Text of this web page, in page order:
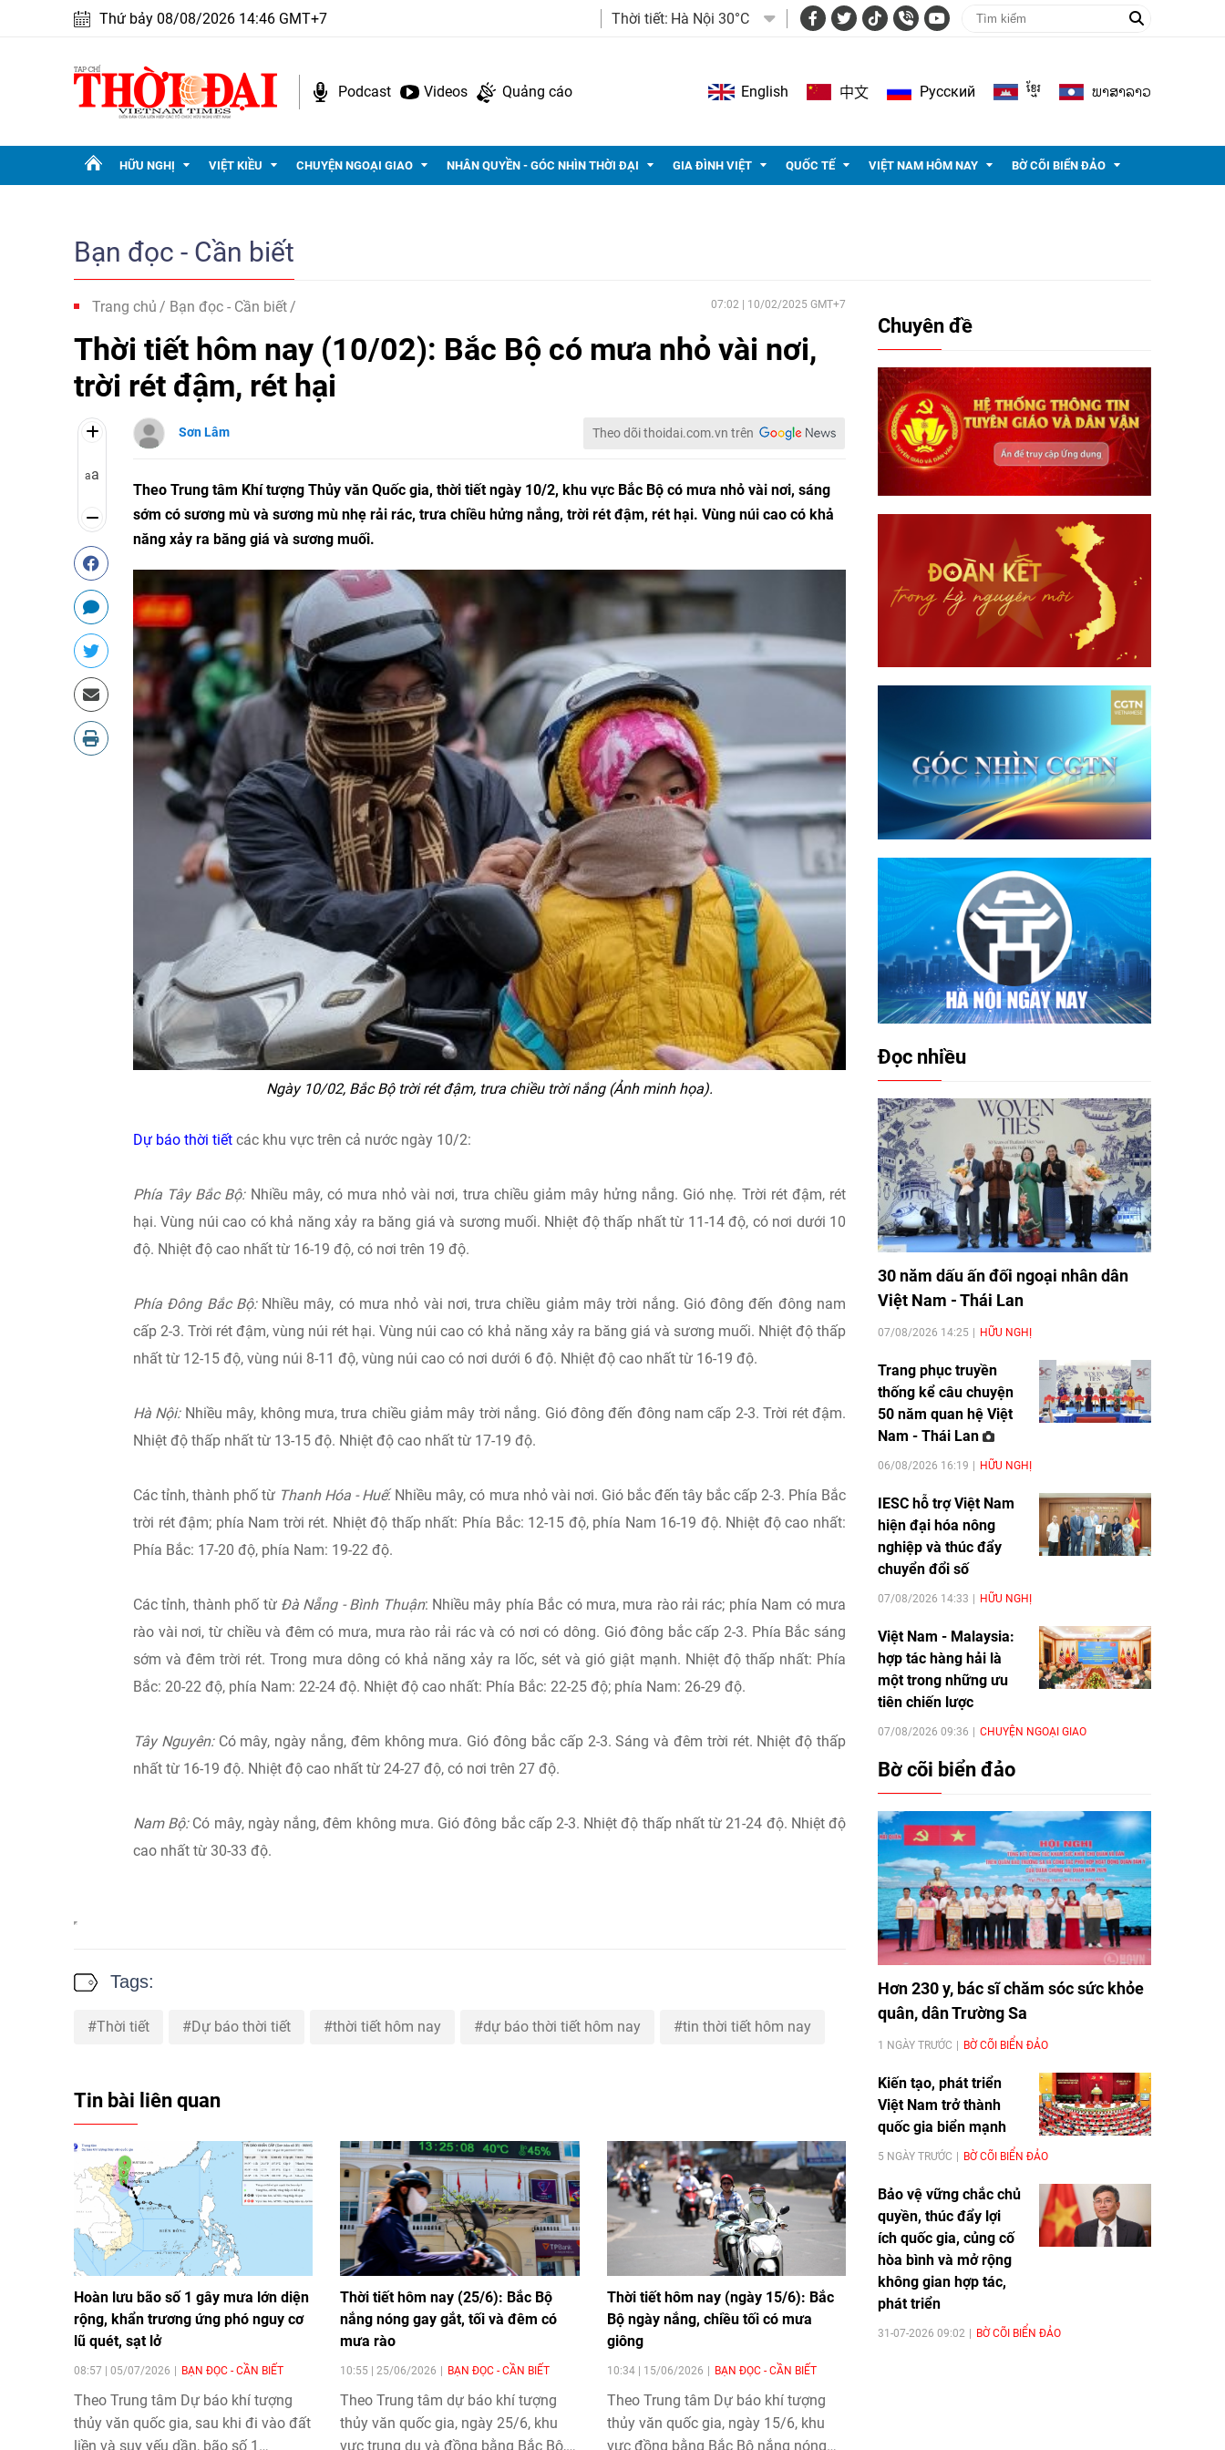
Thứ bảy 08/08/2026 14:46 GMT+7 Thời tiết: Hà Nội 30°C
Podcast Videos Quảng cáo English 中文 Pусский ខ្មែរ ພາ​ສາ​ລາວ
HỮU NGHỊ VIỆT KIỀU CHUYỆN NGOẠI GIAO NHÂN QUYỀN - GÓC NHÌN THỜI ĐẠI GIA ĐÌNH VIỆT QUỐC TẾ VIỆT NAM HÔM NAY BỜ CÕI BIỂN ĐẢO
Bạn đọc - Cần biết
Trang chủ Bạn đọc - Cần biết 07:02 | 10/02/2025 GMT+7
Thời tiết hôm nay (10/02): Bắc Bộ có mưa nhỏ vài nơi,
trời rét đậm, rét hại
aa
Sơn Lâm Theo dõi thoidai.com.vn trên
Theo Trung tâm Khí tượng Thủy văn Quốc gia, thời tiết ngày 10/2, khu vực Bắc Bộ có mưa nhỏ vài nơi, sáng
sớm có sương mù và sương mù nhẹ rải rác, trưa chiều hửng nắng, trời rét đậm, rét hại. Vùng núi cao có khả
năng xảy ra băng giá và sương muối.
Ngày 10/02, Bắc Bộ trời rét đậm, trưa chiều trời nắng (Ảnh minh họa).
Dự báo thời tiết các khu vực trên cả nước ngày 10/2:
Phía Tây Bắc Bộ:Nhiều mây, có mưa nhỏ vài nơi, trưa chiều giảm mây hửng nắng. Gió nhẹ. Trời rét đậm, rét
hại. Vùng núi cao có khả năng xảy ra băng giá và sương muối. Nhiệt độ thấp nhất từ 11-14 độ, có nơi dưới 10
độ. Nhiệt độ cao nhất từ 16-19 độ, có nơi trên 19 độ.
Phía Đông Bắc Bộ:Nhiều mây, có mưa nhỏ vài nơi, trưa chiều giảm mây trời nắng. Gió đông đến đông nam
cấp 2-3. Trời rét đậm, vùng núi rét hại. Vùng núi cao có khả năng xảy ra băng giá và sương muối. Nhiệt độ thấp
nhất từ 12-15 độ, vùng núi 8-11 độ, vùng núi cao có nơi dưới 6 độ. Nhiệt độ cao nhất từ 16-19 độ.
Hà Nội: Nhiều mây, không mưa, trưa chiều giảm mây trời nắng. Gió đông đến đông nam cấp 2-3. Trời rét đậm.
Nhiệt độ thấp nhất từ 13-15 độ. Nhiệt độ cao nhất từ 17-19 độ.
Các tỉnh, thành phố từ Thanh Hóa - Huế: Nhiều mây, có mưa nhỏ vài nơi. Gió bắc đến tây bắc cấp 2-3. Phía Bắc
trời rét đậm; phía Nam trời rét. Nhiệt độ thấp nhất: Phía Bắc: 12-15 độ, phía Nam 16-19 độ. Nhiệt độ cao nhất:
Phía Bắc: 17-20 độ, phía Nam: 19-22 độ.
Các tỉnh, thành phố từ Đà Nẵng - Bình Thuận: Nhiều mây phía Bắc có mưa, mưa rào rải rác; phía Nam có mưa
rào vài nơi, từ chiều và đêm có mưa, mưa rào rải rác và có nơi có dông. Gió đông bắc cấp 2-3. Phía Bắc sáng
sớm và đêm trời rét. Trong mưa dông có khả năng xảy ra lốc, sét và gió giật mạnh. Nhiệt độ thấp nhất: Phía
Bắc: 20-22 độ, phía Nam: 22-24 độ. Nhiệt độ cao nhất: Phía Bắc: 22-25 độ; phía Nam: 26-29 độ.
Tây Nguyên: Có mây, ngày nắng, đêm không mưa. Gió đông bắc cấp 2-3. Sáng và đêm trời rét. Nhiệt độ thấp
nhất từ 16-19 độ. Nhiệt độ cao nhất từ 24-27 độ, có nơi trên 27 độ.
Nam Bộ: Có mây, ngày nắng, đêm không mưa. Gió đông bắc cấp 2-3. Nhiệt độ thấp nhất từ 21-24 độ. Nhiệt độ
cao nhất từ 30-33 độ.
Tags:
Thời tiết Dự báo thời tiết thời tiết hôm nay dự báo thời tiết hôm nay tin thời tiết hôm nay
Tin bài liên quan
Hoàn lưu bão số 1 gây mưa lớn diện
rộng, khẩn trương ứng phó nguy cơ
lũ quét, sạt lở
08:57 | 05/07/2026 BẠN ĐỌC - CẦN BIẾT
Theo Trung tâm Dự báo khí tượng
thủy văn quốc gia, sau khi đi vào đất
liền và suy yếu dần, bão số 1
Thời tiết hôm nay (25/6): Bắc Bộ
nắng nóng gay gắt, tối và đêm có
mưa rào
10:55 | 25/06/2026 BẠN ĐỌC - CẦN BIẾT
Theo Trung tâm dự báo khí tượng
thủy văn quốc gia, ngày 25/6, khu
vực trung du và đồng bằng Bắc Bộ,
Thời tiết hôm nay (ngày 15/6): Bắc
Bộ ngày nắng, chiều tối có mưa
giông
10:34 | 15/06/2026 BẠN ĐỌC - CẦN BIẾT
Theo Trung tâm Dự báo khí tượng
thủy văn quốc gia, ngày 15/6, khu
vực đồng bằng Bắc Bộ nắng nóng
Chuyên đề
Đọc nhiều
30 năm dấu ấn đối ngoại nhân dân
Việt Nam - Thái Lan
07/08/2026 14:25 HỮU NGHỊ
Trang phục truyền
thống kể câu chuyện
50 năm quan hệ Việt
Nam - Thái Lan
06/08/2026 16:19 HỮU NGHỊ
IESC hỗ trợ Việt Nam
hiện đại hóa nông
nghiệp và thúc đẩy
chuyển đổi số
07/08/2026 14:33 HỮU NGHỊ
Việt Nam - Malaysia:
hợp tác hàng hải là
một trong những ưu
tiên chiến lược
07/08/2026 09:36 CHUYỆN NGOẠI GIAO
Bờ cõi biển đảo
Hơn 230 y, bác sĩ chăm sóc sức khỏe
quân, dân Trường Sa
1 NGÀY TRƯỚC BỜ CÕI BIỂN ĐẢO
Kiến tạo, phát triển
Việt Nam trở thành
quốc gia biển mạnh
5 NGÀY TRƯỚC BỜ CÕI BIỂN ĐẢO
Bảo vệ vững chắc chủ
quyền, thúc đẩy lợi
ích quốc gia, củng cố
hòa bình và mở rộng
không gian hợp tác,
phát triển
31-07-2026 09:02 BỜ CÕI BIỂN ĐẢO